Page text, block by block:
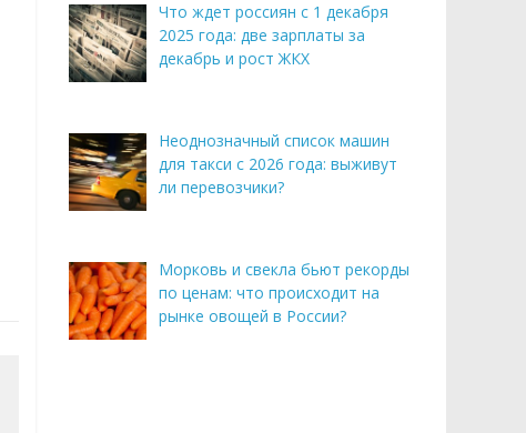
Что ждет россиян с 1 декабря
2025 года: две зарплаты за
декабрь и рост ЖКХ
Неоднозначный список машин
для такси с 2026 года: выживут
ли перевозчики?
Морковь и свекла бьют рекорды
по ценам: что происходит на
рынке овощей в России?